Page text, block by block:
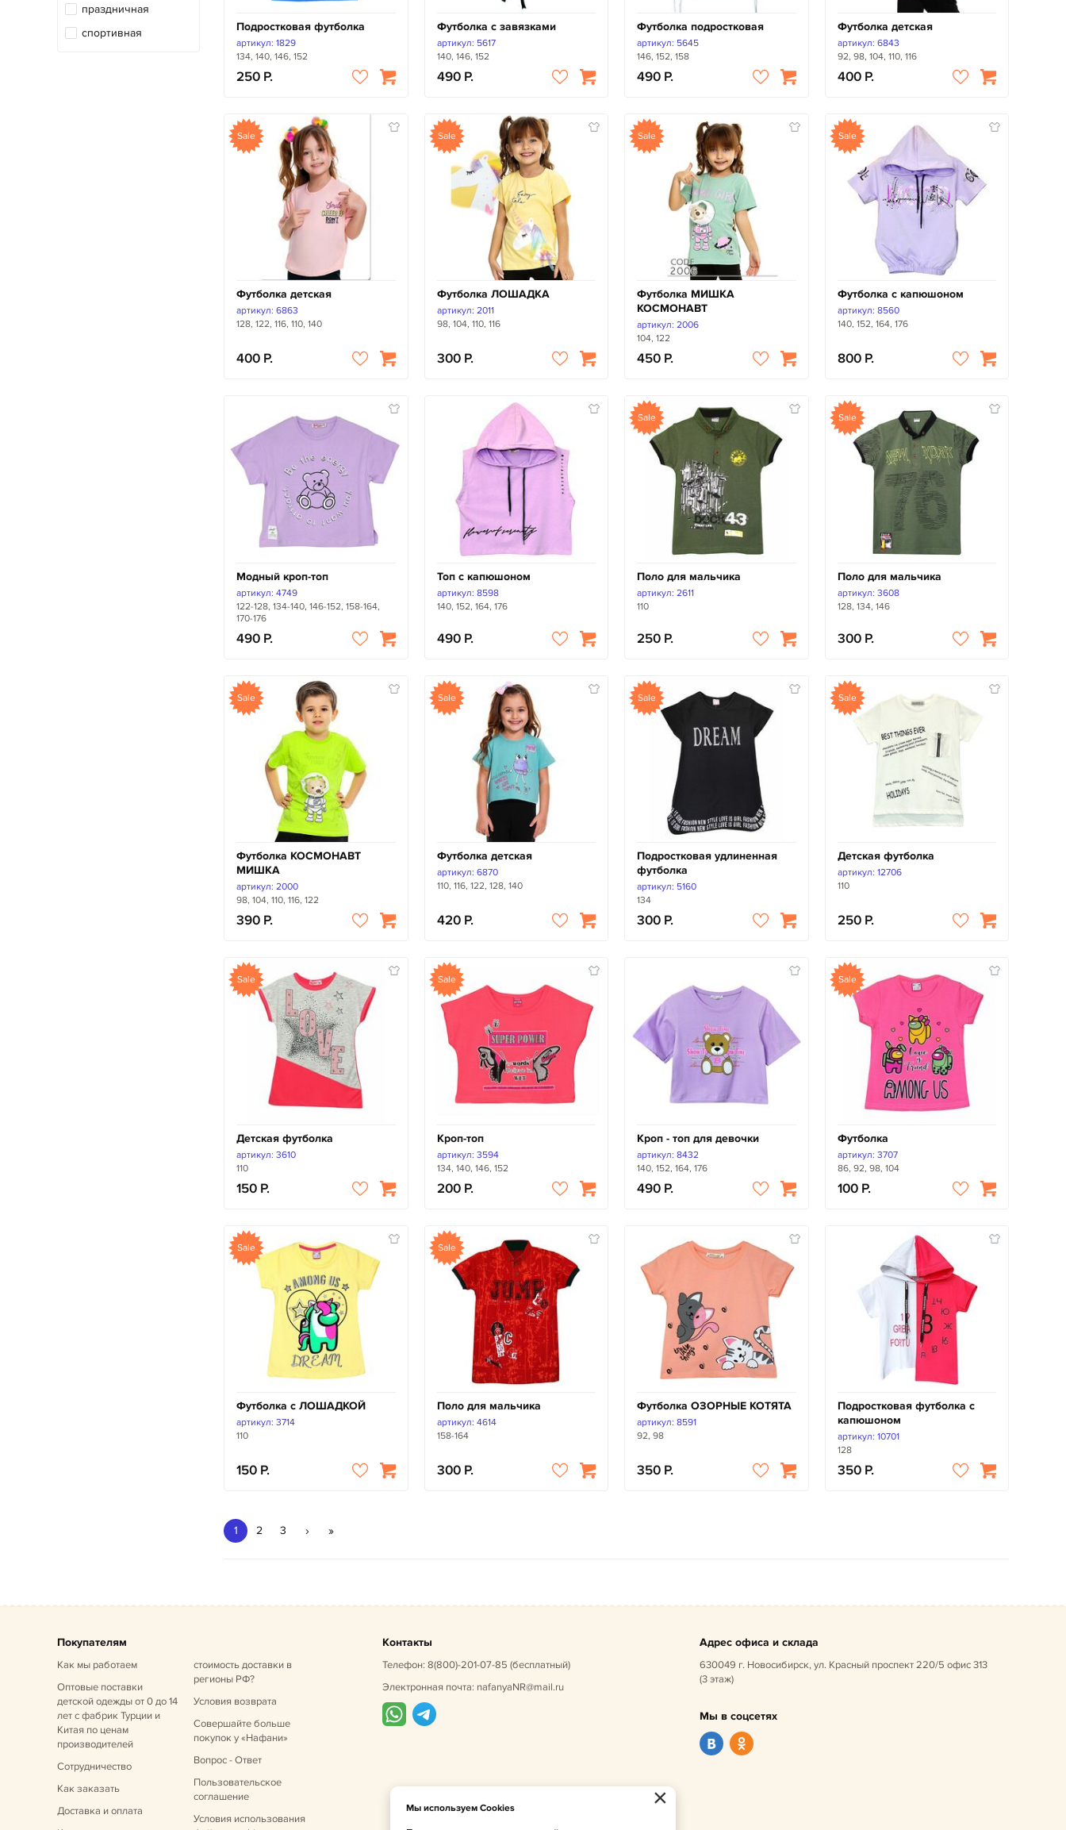
праздничная
спортивная
Подростковая футболка
артикул: 1829
134, 140, 146, 152
250
Футболка с завязками
артикул: 5617
140, 146, 152
490
Футболка подростковая
артикул: 5645
146, 152, 158
490
Футболка детская
артикул: 6843
92, 98, 104, 110, 116
400
Sale
Футболка детская
артикул: 6863
128, 122, 116, 110, 140
400
Sale
Футболка ЛОШАДКА
артикул: 2011
98, 104, 110, 116
300
Sale
Футболка МИШКА
КОСМОНАВТ
артикул: 2006
104, 122
450
Sale
Футболка с капюшоном
артикул: 8560
140, 152, 164, 176
800
Модный кроп-топ
артикул: 4749
122-128, 134-140, 146-152, 158-164,
170-176
490
Топ с капюшоном
артикул: 8598
140, 152, 164, 176
490
Sale
Поло для мальчика
артикул: 2611
110
250
Sale
Поло для мальчика
артикул: 3608
128, 134, 146
300
Sale
Футболка КОСМОНАВТ
МИШКА
артикул: 2000
98, 104, 110, 116, 122
390
Sale
Футболка детская
артикул: 6870
110, 116, 122, 128, 140
420
Sale
Подростковая удлиненная
футболка
артикул: 5160
134
300
Sale
Детская футболка
артикул: 12706
110
250
Sale
Детская футболка
артикул: 3610
110
150
Sale
Кроп-топ
артикул: 3594
134, 140, 146, 152
200
Кроп - топ для девочки
артикул: 8432
140, 152, 164, 176
490
Sale
Футболка
артикул: 3707
86, 92, 98, 104
100
Sale
Футболка с ЛОШАДКОЙ
артикул: 3714
110
150
Sale
Поло для мальчика
артикул: 4614
158-164
300
Футболка ОЗОРНЫЕ КОТЯТА
артикул: 8591
92, 98
350
Подростковая футболка с
капюшоном
артикул: 10701
128
350
1 2 3 › »
Покупателям
Как мы работаем
Оптовые поставки
детской одежды от 0 до 14
летс фабрик Турции и
Китая по ценам
производителей
Сотрудничество
Как заказать
Доставка и оплата
стоимость доставки в
регионы РФ?
Условия возврата
Совершайте больше
покупок у «Нафани»
Вопрос - Ответ
Пользовательское
соглашение
Условия использования
Контакты
Телефон: 8(800)-201-07-85 (бесплатный)
Электронная почта: nafanyaNR@mail.ru
Адрес офиса и склада
630049 г. Новосибирск, ул. Красный проспект 220/5 офис 313
(3 этаж)
Мы в соцсетях
×
Мы используем Cookies